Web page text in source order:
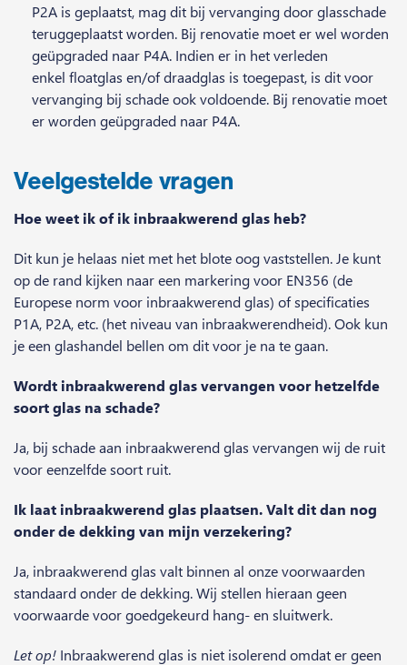
P2A is geplaatst, mag dit bij vervanging door glasschade
teruggeplaatst worden. Bij renovatie moet er wel worden
geüpgraded naar P4A. Indien er in het verleden
enkel floatglas en/of draadglas is toegepast, is dit voor
vervanging bij schade ook voldoende. Bij renovatie moet
er worden geüpgraded naar P4A.
Veelgestelde vragen
Hoe weet ik of ik inbraakwerend glas heb?
Dit kun je helaas niet met het blote oog vaststellen. Je kunt
op de rand kijken naar een markering voor EN356 (de
Europese norm voor inbraakwerend glas) of specificaties
P1A, P2A, etc. (het niveau van inbraakwerendheid). Ook kun
je een glashandel bellen om dit voor je na te gaan.
Wordt inbraakwerend glas vervangen voor hetzelfde
soort glas na schade?
Ja, bij schade aan inbraakwerend glas vervangen wij de ruit
voor eenzelfde soort ruit.
Ik laat inbraakwerend glas plaatsen. Valt dit dan nog
onder de dekking van mijn verzekering?
Ja, inbraakwerend glas valt binnen al onze voorwaarden
standaard onder de dekking. Wij stellen hieraan geen
voorwaarde voor goedgekeurd hang- en sluitwerk.
Let op! Inbraakwerend glas is niet isolerend omdat er geen